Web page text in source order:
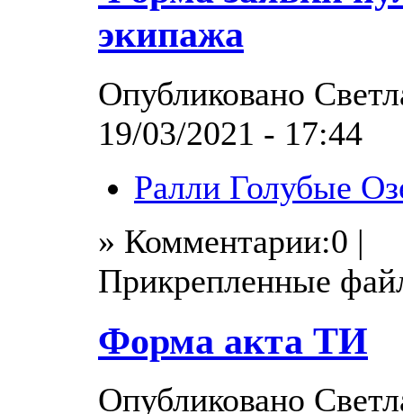
экипажа
Опубликовано
19/03/2021 - 17:44
Ралли Голубые
» Комментарии:0 |
Прикрепленные
Форма акта ТИ
Опубликовано